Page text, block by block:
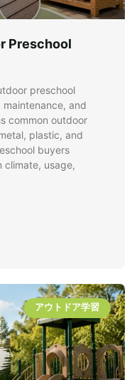
Preschool
preschool
and
common outdoor
plastic, and
buyers
climate, usage,
アウトドア学習